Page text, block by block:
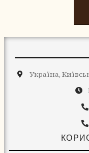
Україна,